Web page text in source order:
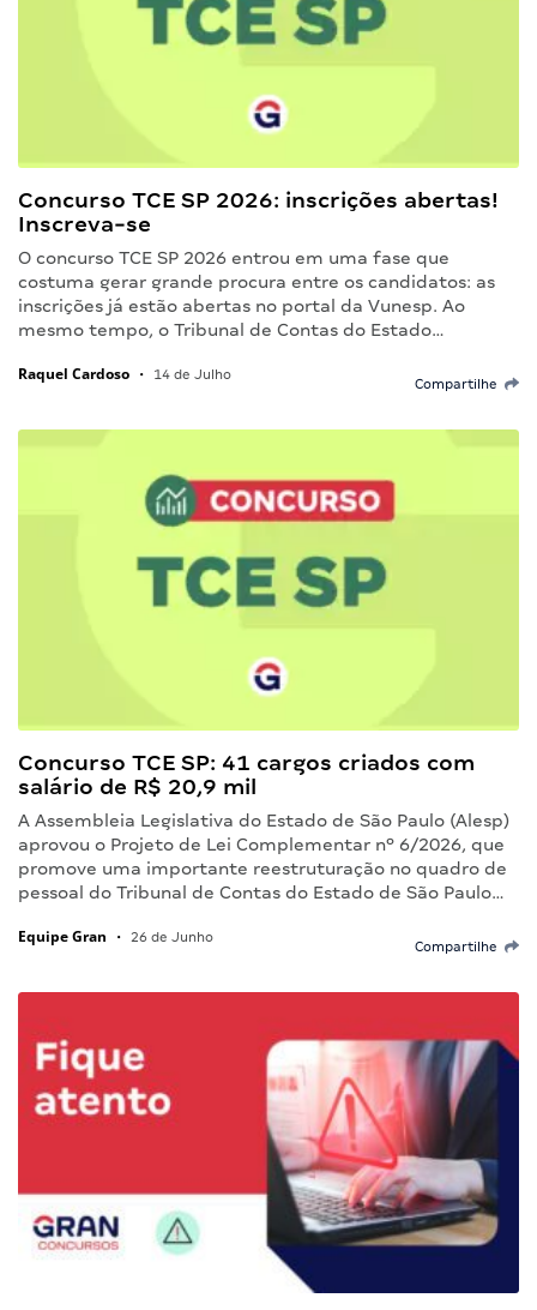
Concurso TCE SP 2026: inscrições abertas!
Inscreva-se
O concurso TCE SP 2026 entrou em uma fase que
costuma gerar grande procura entre os candidatos: as
inscrições já estão abertas no portal da Vunesp. Ao
mesmo tempo, o Tribunal de Contas do Estado…
Raquel Cardoso • 14 de Julho
Compartilhe
Concurso TCE SP: 41 cargos criados com
salário de R$ 20,9 mil
A Assembleia Legislativa do Estado de São Paulo (Alesp)
aprovou o Projeto de Lei Complementar nº 6/2026, que
promove uma importante reestruturação no quadro de
pessoal do Tribunal de Contas do Estado de São Paulo…
Equipe Gran • 26 de Junho
Compartilhe